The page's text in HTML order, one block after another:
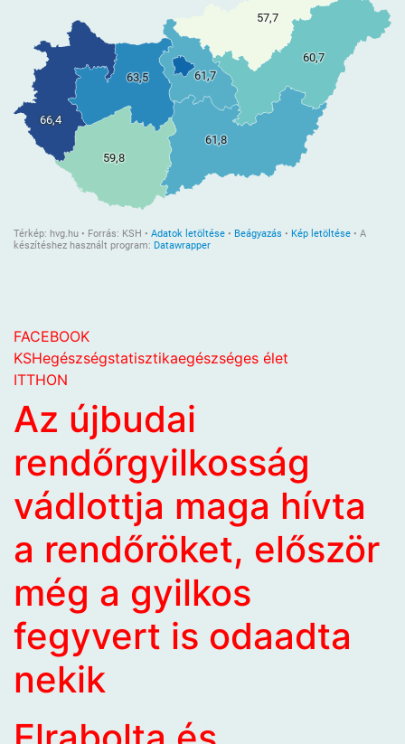
FACEBOOK
KSHegészségstatisztikaegészséges élet
ITTHON
Az újbudai
rendőrgyilkosság
vádlottja maga hívta
a rendőröket, először
még a gyilkos
fegyvert is odaadta
nekik